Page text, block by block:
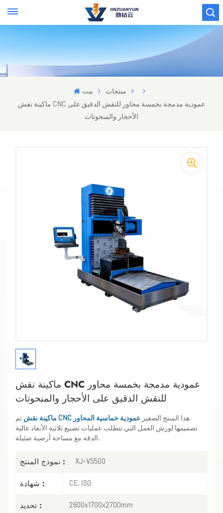
بيت
منتجات
ماكينة نقش CNC عمودية مدمجة بخمسة محاور للنقش الدقيق على
الأحجار والمنحوتات
ماكينة نقش CNC عمودية مدمجة بخمسة محاور
للنقش الدقيق على الأحجار والمنحوتات
هذا المنتج الصغير ماكينة نقش CNC عمودية خماسية المحاور
تم
تصميمها لورش العمل التي تتطلب عمليات تصنيع ثلاثية الأبعاد عالية
الدقة مع مساحة أرضية ضئيلة.
نموذج المنتج : XJ-VS500
شهادة : CE, ISO
تحديد : 2600x1700x2700mm